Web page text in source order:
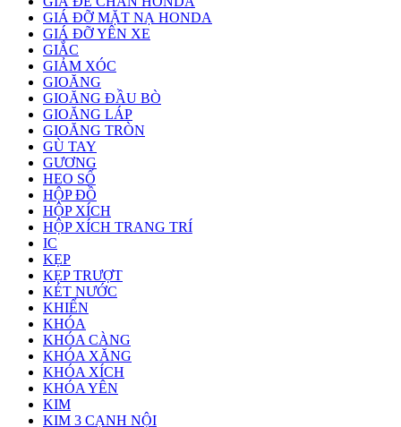
GIÁ ĐỠ MẶT NẠ HONDA
GIÁ ĐỠ YÊN XE
GIẮC
GIẢM XÓC
GIOĂNG
GIOĂNG ĐẦU BÒ
GIOĂNG LÁP
GIOĂNG TRÒN
GÙ TAY
GƯƠNG
HEO SỐ
HỘP ĐỒ
HỘP XÍCH
HỘP XÍCH TRANG TRÍ
IC
KẸP
KẸP TRƯỢT
KÉT NƯỚC
KHIỂN
KHÓA
KHÓA CÀNG
KHÓA XĂNG
KHÓA XÍCH
KHÓA YÊN
KIM
KIM 3 CẠNH NỘI